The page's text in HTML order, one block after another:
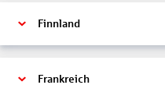
Finnland
Frankreich